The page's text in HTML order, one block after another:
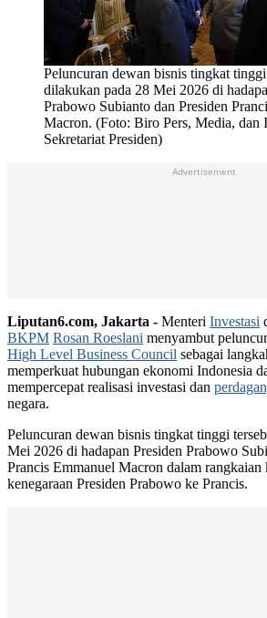
Peluncuran dewan bisnis tingkat
dilakukan pada 28 Mei 2026 di
Prabowo Subianto dan Presiden
Macron. (Foto: Biro Pers, Media, dan
Sekretariat Presiden)
Advertisement
Liputan6.com, Jakarta - Menteri Investasi
BKPM Rosan Roeslani menyambut
High Level Business Council sebagai
memperkuat hubungan ekonomi Indonesia
mempercepat realisasi investasi dan
negara.
Peluncuran dewan bisnis tingkat tinggi
Mei 2026 di hadapan Presiden Prabowo
Prancis Emmanuel Macron dalam rangkaian
kenegaraan Presiden Prabowo ke Prancis.